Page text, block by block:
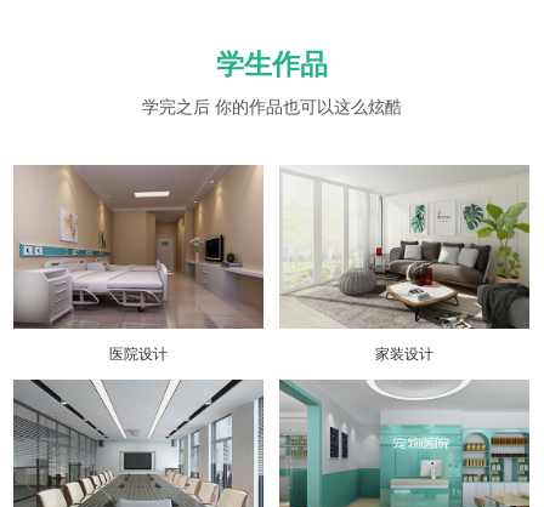
学生作品
学完之后 你的作品也可以这么炫酷
医院设计 家装设计